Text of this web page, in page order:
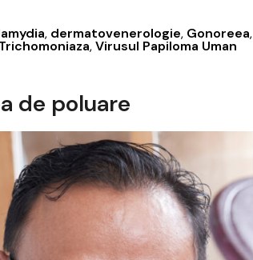
, dermatovenerologie, Gonoreea,
Trichomoniaza,Virusul Papiloma Uman
de poluare